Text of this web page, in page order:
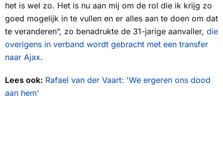
het is wel zo. Het is nu aan mij om de rol die ik krijg zo
goed mogelijk in te vullen en er alles aan te doen om dat
te veranderen”, zo benadrukte de 31-jarige aanvaller, die
overigens in verband wordt gebracht met een transfer
naar Ajax.
Lees ook: Rafael van der Vaart: 'We ergeren ons dood
aan hem'